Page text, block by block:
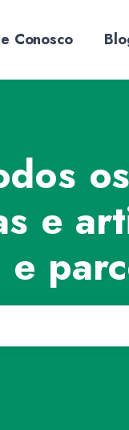
Conosco
os
e